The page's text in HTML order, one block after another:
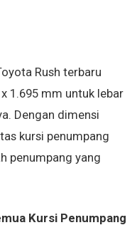
Rush terbaru
1.695 mm untuk lebar
Dengan dimensi
kursi penumpang
penumpang yang
Kursi Penumpang